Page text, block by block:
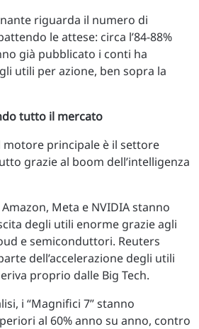
riguarda il numero di
le attese: circa l’84-88%
già pubblicato i conti ha
utili per azione, ben sopra la
tutto il mercato
motore principale è il settore
grazie al boom dell’intelligenza
Meta e NVIDIA stanno
degli utili enorme grazie agli
e semiconduttori. Reuters
dell’accelerazione degli utili
proprio dalle Big Tech.
i “Magnifici 7” stanno
al 60% anno su anno, contro